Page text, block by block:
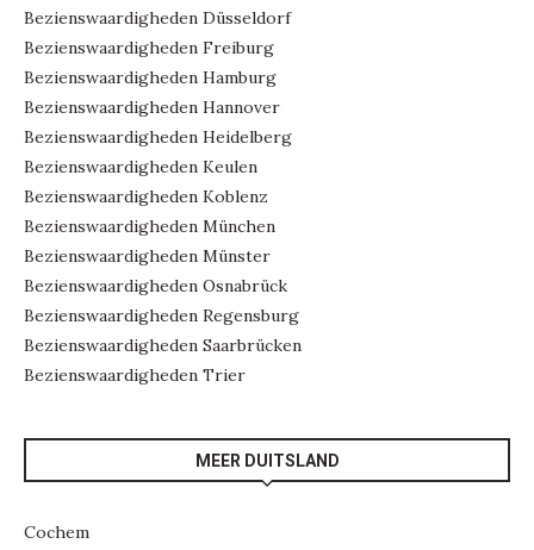
Bezienswaardigheden Düsseldorf
Bezienswaardigheden Freiburg
Bezienswaardigheden Hamburg
Bezienswaardigheden Hannover
Bezienswaardigheden Heidelberg
Bezienswaardigheden Keulen
Bezienswaardigheden Koblenz
Bezienswaardigheden München
Bezienswaardigheden Münster
Bezienswaardigheden Osnabrück
Bezienswaardigheden Regensburg
Bezienswaardigheden Saarbrücken
Bezienswaardigheden Trier
MEER DUITSLAND
Cochem